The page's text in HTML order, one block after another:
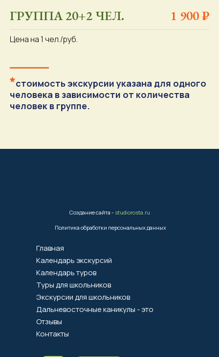
ГРУППА 20+2 ЧЕЛ. 1 900 ₽
Цена на 1 чел./руб.
*стоимость экскурсии указана для одного
человека в зависимости от количества
человек в группе.
Политика обработки персональных данных
Создание сайта - studiorosta.ru
Экскурсии для школьников
Главная
Календарь экскурсий
Календарь туров
Туры для школьников
Контакты
Отзывы
Дальневосточные каникулы - это